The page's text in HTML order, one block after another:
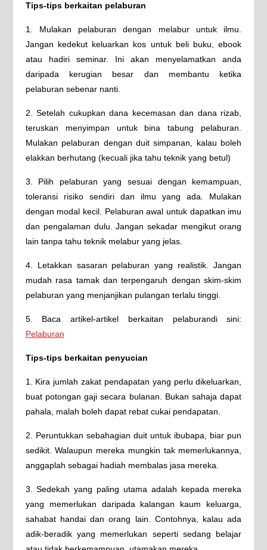
Tips-tips berkaitan pelaburan
1. Mulakan pelaburan dengan melabur untuk ilmu.
Jangan kedekut keluarkan kos untuk beli buku, ebook
atau hadiri seminar. Ini akan menyelamatkan anda
daripada kerugian besar dan membantu ketika
pelaburan sebenar nanti.
2. Setelah cukupkan dana kecemasan dan dana rizab,
teruskan menyimpan untuk bina tabung pelaburan.
Mulakan pelaburan dengan duit simpanan, kalau boleh
elakkan berhutang (kecuali jika tahu teknik yang betul)
3. Pilih pelaburan yang sesuai dengan kemampuan,
toleransi risiko sendiri dan ilmu yang ada. Mulakan
dengan modal kecil. Pelaburan awal untuk dapatkan imu
dan pengalaman dulu. Jangan sekadar mengikut orang
lain tanpa tahu teknik melabur yang jelas.
4. Letakkan sasaran pelaburan yang realistik. Jangan
mudah rasa tamak dan terpengaruh dengan skim-skim
pelaburan yang menjanjikan pulangan terlalu tinggi.
5. Baca artikel-artikel berkaitan pelaburandi sini:
Pelaburan
Tips-tips berkaitan penyucian
1. Kira jumlah zakat pendapatan yang perlu dikeluarkan,
buat potongan gaji secara bulanan. Bukan sahaja dapat
pahala, malah boleh dapat rebat cukai pendapatan.
2. Peruntukkan sebahagian duit untuk ibubapa, biar pun
sedikit. Walaupun mereka mungkin tak memerlukannya,
anggaplah sebagai hadiah membalas jasa mereka.
3. Sedekah yang paling utama adalah kepada mereka
yang memerlukan daripada kalangan kaum keluarga,
sahabat handai dan orang lain. Contohnya, kalau ada
adik-beradik yang memerlukan seperti sedang belajar